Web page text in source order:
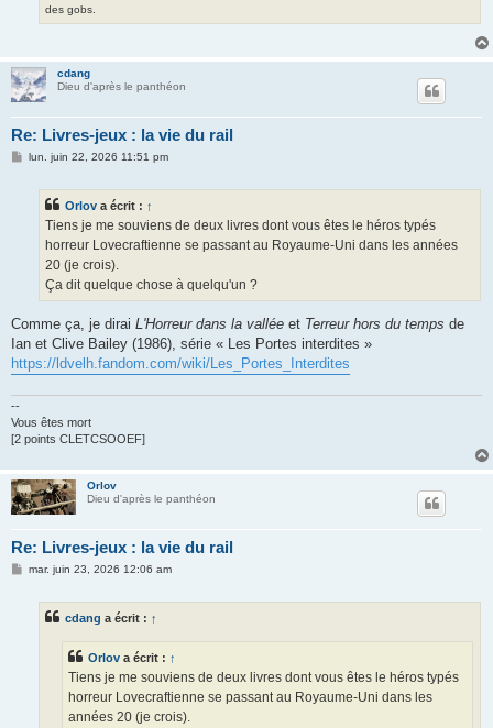
des gobs.
cdang
Dieu d'après le panthéon
Re: Livres-jeux : la vie du rail
Mlun. juin 22, 2026 11:51 pm
Orlov a écrit : ↑
Tiens je me souviens de deux livres dont vous êtes le héros typés
horreur Lovecraftienne se passant au Royaume-Uni dans les années
20 (je crois).
Ça dit quelque chose à quelqu'un ?
Comme ça, je dirai L'Horreur dans la vallée et Terreur hors du temps de
Ian et Clive Bailey (1986), série « Les Portes interdites »
https://ldvelh.fandom.com/wiki/Les_Portes_Interdites
--
Vous êtes mort
[2 points CLETCSOOEF]
Orlov
Dieu d'après le panthéon
Re: Livres-jeux : la vie du rail
Mmar. juin 23, 2026 12:06 am
cdang a écrit : ↑
Orlov a écrit : ↑
Tiens je me souviens de deux livres dont vous êtes le héros typés
horreur Lovecraftienne se passant au Royaume-Uni dans les
années 20 (je crois).